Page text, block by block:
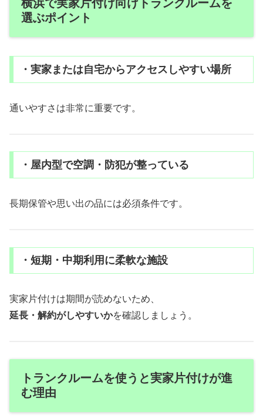
横浜で実家片付け向けトランクルームを
選ぶポイント
・実家または自宅からアクセスしやすい場所
通いやすさは非常に重要です。
・屋内型で空調・防犯が整っている
長期保管や思い出の品には必須条件です。
・短期・中期利用に柔軟な施設
実家片付けは期間が読めないため、
延長・解約がしやすいかを確認しましょう。
トランクルームを使うと実家片付けが進
む理由